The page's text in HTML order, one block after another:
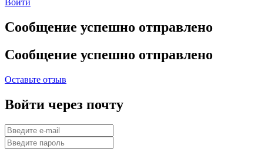
Войти
Сообщение успешно отправлено
Сообщение успешно отправлено
Оставьте отзыв
Войти через почту